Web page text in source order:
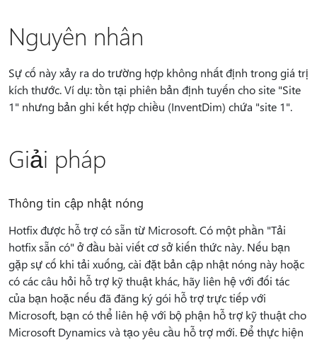
Nguyên nhân
Sự cố này xảy ra do trường hợp không nhất định trong giá trị
kích thước. Ví dụ: tồn tại phiên bản định tuyến cho site "Site
1" nhưng bản ghi kết hợp chiều (InventDim) chứa "site 1".
Giải pháp
Thông tin cập nhật nóng
Hotfix được hỗ trợ có sẵn từ Microsoft. Có một phần "Tải
hotfix sẵn có" ở đầu bài viết cơ sở kiến thức này. Nếu bạn
gặp sự cố khi tải xuống, cài đặt bản cập nhật nóng này hoặc
có các câu hỏi hỗ trợ kỹ thuật khác, hãy liên hệ với đối tác
của bạn hoặc nếu đã đăng ký gói hỗ trợ trực tiếp với
Microsoft, bạn có thể liên hệ với bộ phận hỗ trợ kỹ thuật cho
Microsoft Dynamics và tạo yêu cầu hỗ trợ mới. Để thực hiện